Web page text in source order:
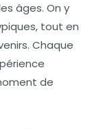
âges. On y
tout en
Chaque
de